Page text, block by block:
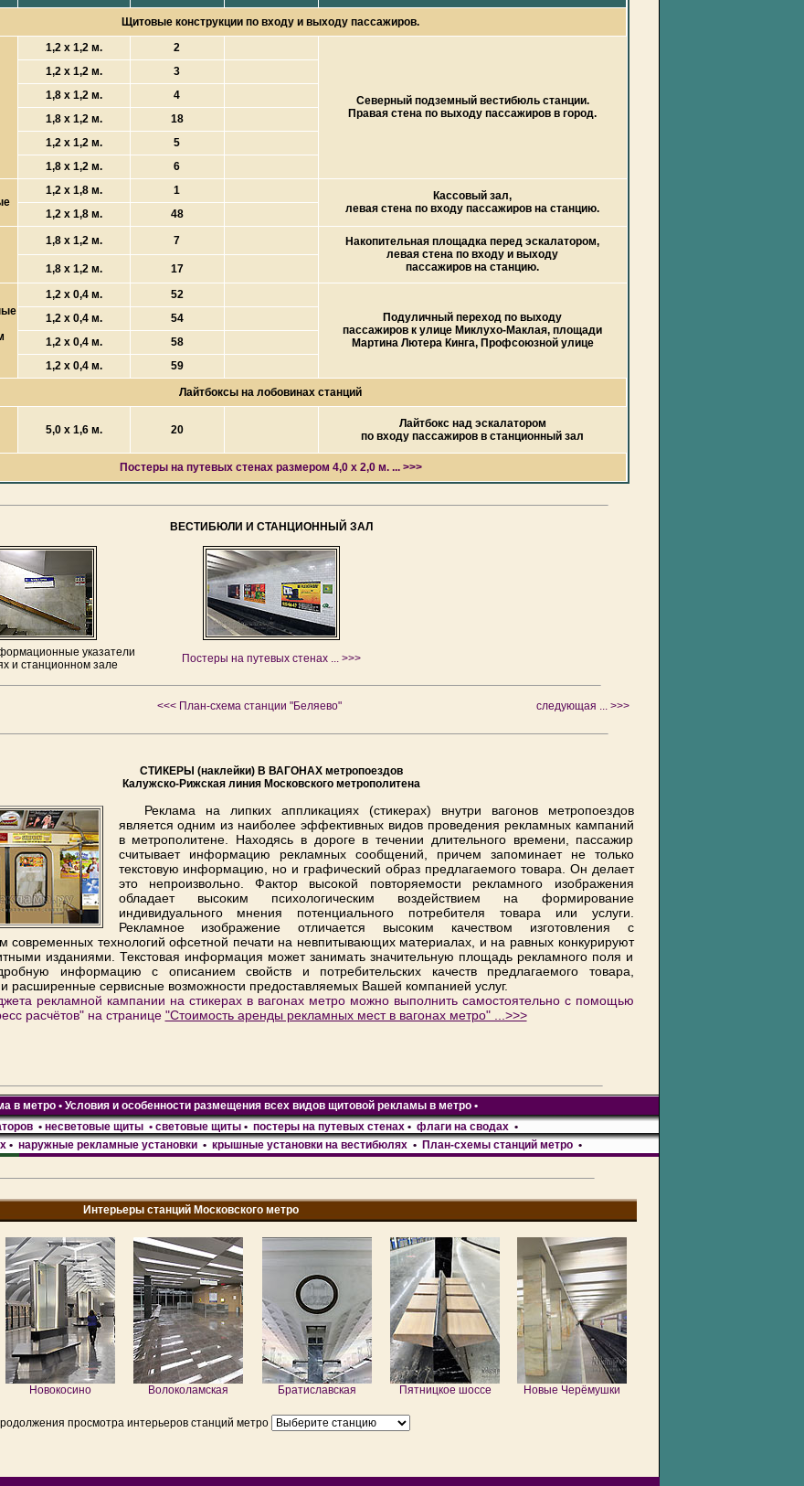
Щитовые конструкции по входу и выходу пассажиров.
1,2 х 1,2 м. 2
Северный подземный вестибюль станции.
Правая стена по выходу пассажиров в город.
1,2 х 1,2 м.
3
1,8 х 1,2 м.
4
1,8 х 1,2 м.
18
1,2 х 1,2 м.
5
1,8 х 1,2 м.
6
1,2 х 1,8 м. 1
Кассовый зал,
левая стена по входу пассажиров на станцию.
1,2 х 1,8 м. 48
1,8 х 1,2 м. 7
Накопительная площадка перед эскалатором,
левая стена по входу и выходу
пассажиров на станцию.
1,8 х 1,2 м. 17
1,2 х 0,4 м.
52
Подуличный переход по выходу
пассажиров к улице Миклухо-Маклая, площади
Мартина Лютера Кинга, Профсоюзной улице
1,2 х 0,4 м.
54
1,2 х 0,4 м.
58
1,2 х 0,4 м.
59
Лайтбоксы на лобовинах станций
5,0 х 1,6 м. 20
Лайтбокс над эскалатором
по входу пассажиров в станционный зал
Постеры на путевых стенах размером 4,0 х 2,0 м. ... >>>
ВЕСТИБЮЛИ И СТАНЦИОННЫЙ ЗАЛ
указатели
и станционном зале
Постеры на путевых стенах ... >>>
<<< План-схема станции "Беляево" следующая ... >>>
СТИКЕРЫ (наклейки) В ВАГОНАХ метропоездов
Калужско-Рижская линия Московского метрополитена
Реклама на липких аппликациях (стикерах) внутри вагонов метропоездов
является одним из наиболее эффективных видов проведения рекламных кампаний
в метрополитене. Находясь в дороге в течении длительного времени, пассажир
считывает информацию рекламных сообщений, причем запоминает не только
текстовую информацию, но и графический образ предлагаемого товара. Он делает
это непроизвольно. Фактор высокой повторяемости рекламного изображения
обладает высоким психологическим воздействием на формирование
индивидуального мнения потенциального потребителя товара или услуги.
Рекламное изображение отличается высоким качеством изготовления с
современных технологий офсетной печати на невпитывающих материалах, и на равных конкурируют
изданиями. Текстовая информация может занимать значительную площадь рекламного поля и
информацию с описанием свойств и потребительских качеств предлагаемого товара,
расширенные сервисные возможности предоставляемых Вашей компанией услуг.
рекламной кампании на стикерах в вагонах метро можно выполнить самостоятельно с помощью
расчётов" на странице "Стоимость аренды рекламных мест в вагонах метро" ...>>>
в метро • Условия и особенности размещения всех видов щитовой рекламы в метро•
• несветовые щиты • световые щиты• постеры на путевых стенах• флаги на сводах•
• наружные рекламные установки• крышные установки на вестибюлях • План-схемы станций метро•
Интерьеры станций Московского метро
Новокосино Волоколамская Братиславская Пятницкое шоссе Новые Черёмушки
просмотра интерьеров станций метро